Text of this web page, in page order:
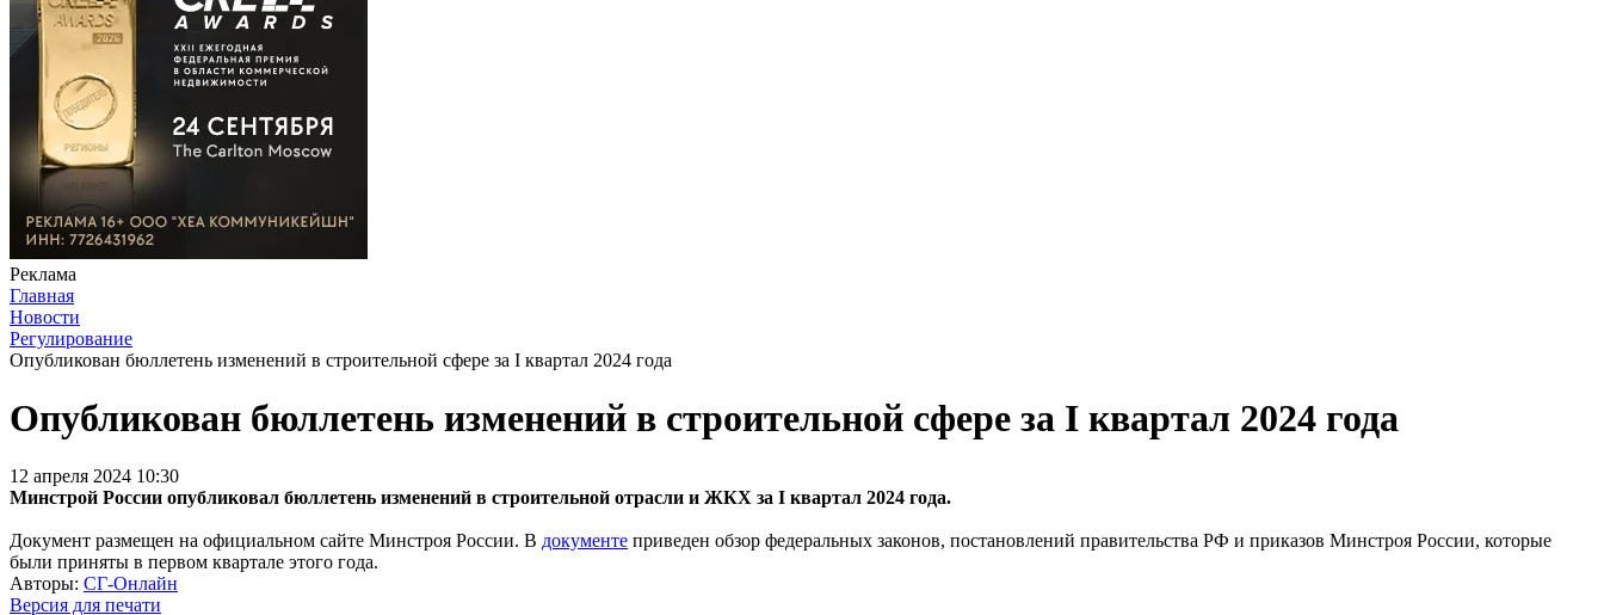
Реклама
Главная
Новости
Регулирование
Опубликован бюллетень изменений в строительной сфере за I квартал 2024 года
Опубликован бюллетень изменений в строительной сфере за I квартал 2024 года
12 апреля 2024 10:30
Минстрой России опубликовал бюллетень изменений в строительной отрасли и ЖКХ за I квартал 2024 года.
Документ размещен на официальном сайте Минстроя России. В документе приведен обзор федеральных законов, постановлений правительства РФ и приказов Минстроя России, которые
были приняты в первом квартале этого года.
Авторы: СГ-Онлайн
Версия для печати